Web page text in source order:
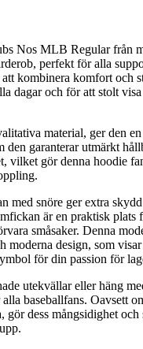
Nos MLB Regular från
perfekt för alla
kombinera komfort och
dagar och för att stolt
material, ger den
den garanterar utmärkt
vilket gör denna hoodie
med snöre ger extra
är en praktisk plats
småsaker. Denna
moderna design, som
för din passion för
utekvällar eller häng
baseballfans. Oavsett
gör dess mångsidighet